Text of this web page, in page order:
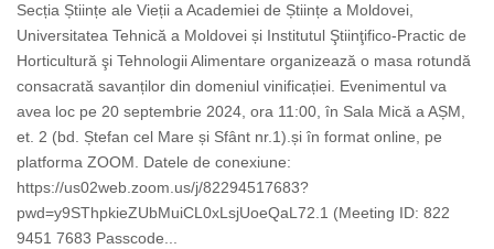
Secția Științe ale Vieții a Academiei de Științe a Moldovei,
Universitatea Tehnică a Moldovei și Institutul Ştiinţifico-Practic de
Horticultură şi Tehnologii Alimentare organizează o masa rotundă
consacrată savanților din domeniul vinificației. Evenimentul va
avea loc pe 20 septembrie 2024, ora 11:00, în Sala Mică a AȘM,
et. 2 (bd. Ștefan cel Mare și Sfânt nr.1).și în format online, pe
platforma ZOOM. Datele de conexiune:
https://us02web.zoom.us/j/82294517683?
pwd=y9SThpkieZUbMuiCL0xLsjUoeQaL72.1 (Meeting ID: 822
9451 7683 Passcode...